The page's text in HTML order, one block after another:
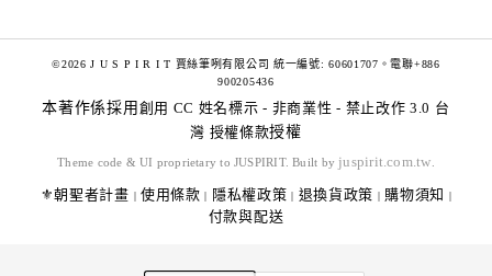
©2026 J U S P I R I T 賈絲筆咧有限公司 統一編號: 60601707。電聯+886
900205436
本著作係採用 創用 CC 姓名標示 - 非商業性 - 禁止改作 3.0 台
灣 授權條款授權
Theme code & UI proprietary to JUSPIRIT. Built by juspirit.com.tw
⚜️朝聖者計畫 | 使用條款 | 隱私權政策 | 退換貨政策 | 購物須知 |
付款與配送